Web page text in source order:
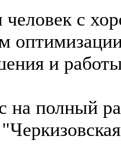
с
и
на полный